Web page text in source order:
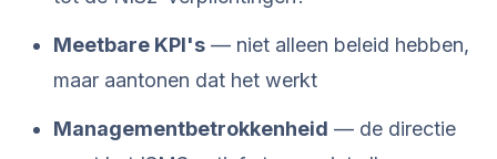
Meetbare KPI's — niet alleen beleid hebben,
maar aantonen dat het werkt
Managementbetrokkenheid — de directie